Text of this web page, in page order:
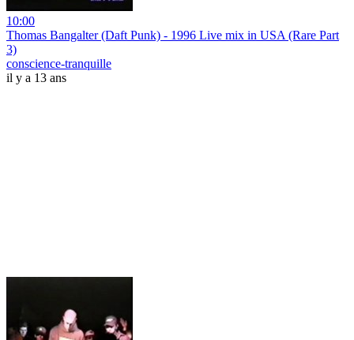
10:00
Thomas Bangalter (Daft Punk) - 1996 Live mix in USA (Rare Part
3)
conscience-tranquille
il y a 13 ans